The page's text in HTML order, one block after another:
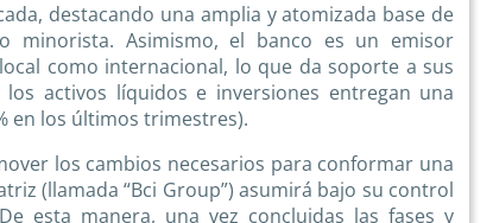
destacando una amplia y atomizada base de
minorista. Asimismo, el banco es un emisor
como internacional, lo que da soporte a sus
activos líquidos e inversiones entregan una
en los últimos trimestres).
los cambios necesarios para conformar una
(llamada “Bci Group”) asumirá bajo su control
esta manera, una vez concluidas las fases y